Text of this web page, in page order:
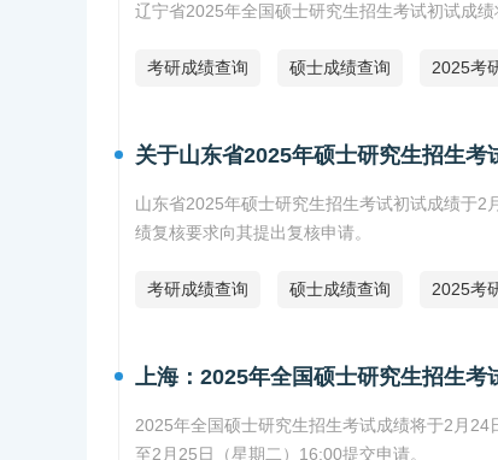
辽宁省2025年全国硕士研究生招生考试初试成
考研成绩查询 硕士成绩查询 2025考
关于山东省2025年硕士研究生招生
山东省2025年硕士研究生招生考试初试成绩于
绩复核要求向其提出复核申请。
考研成绩查询 硕士成绩查询 2025考
上海：2025年全国硕士研究生招生考
2025年全国硕士研究生招生考试成绩将于2月
至2月25日（星期二）16:00提交申请。